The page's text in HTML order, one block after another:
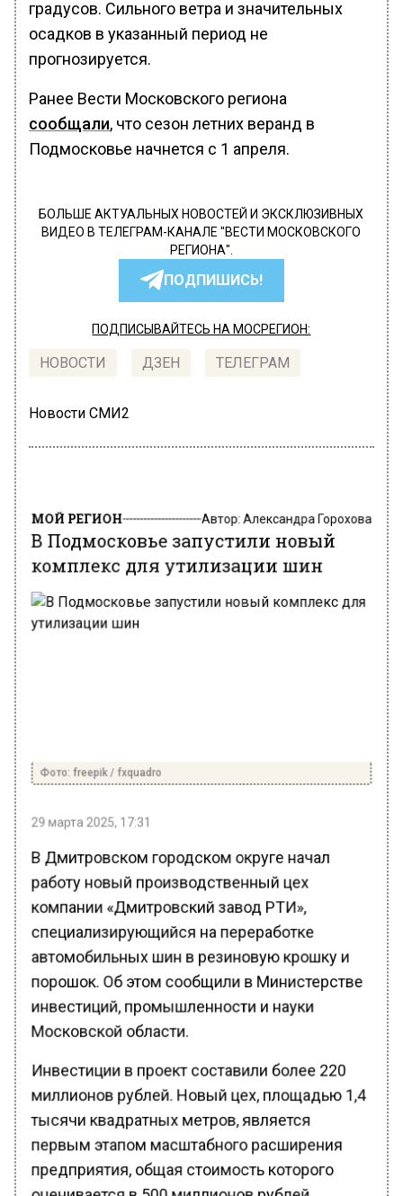
градусов. Сильного ветра и значительных
осадков в указанный период не
прогнозируется.
Ранее Вести Московского региона
сообщали, что сезон летних веранд в
Подмосковье начнется с 1 апреля.
БОЛЬШЕ АКТУАЛЬНЫХ НОВОСТЕЙ И ЭКСКЛЮЗИВНЫХ
ВИДЕО В ТЕЛЕГРАМ-КАНАЛЕ "ВЕСТИ МОСКОВСКОГО
РЕГИОНА".
ПОДПИШИСЬ!
ПОДПИСЫВАЙТЕСЬ НА МОСРЕГИОН:
НОВОСТИ ДЗЕН ТЕЛЕГРАМ
Новости СМИ2
В Подмосковье запустили новый
комплекс для утилизации шин
Фото: freepik / fxquadro
29 марта 2025, 17:31
В Дмитровском городском округе начал
работу новый производственный цех
компании «Дмитровский завод РТИ»,
специализирующийся на переработке
автомобильных шин в резиновую крошку и
порошок. Об этом сообщили в Министерстве
инвестиций, промышленности и науки
Московской области.
Инвестиции в проект составили более 220
миллионов рублей. Новый цех, площадью 1,4
тысячи квадратных метров, является
первым этапом масштабного расширения
предприятия, общая стоимость которого
оценивается в 500 миллионов рублей.